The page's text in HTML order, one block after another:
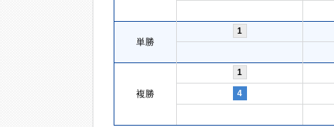
単勝
1
複勝
1
4